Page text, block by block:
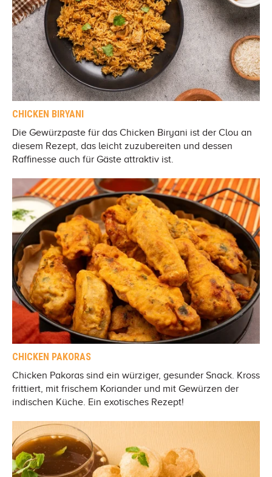
CHICKEN BIRYANI
Die Gewürzpaste für das Chicken Biryani ist der Clou an
diesem Rezept, das leicht zuzubereiten und dessen
Raffinesse auch für Gäste attraktiv ist.
CHICKEN PAKORAS
Chicken Pakoras sind ein würziger, gesunder Snack. Kross
frittiert, mit frischem Koriander und mit Gewürzen der
indischen Küche. Ein exotisches Rezept!